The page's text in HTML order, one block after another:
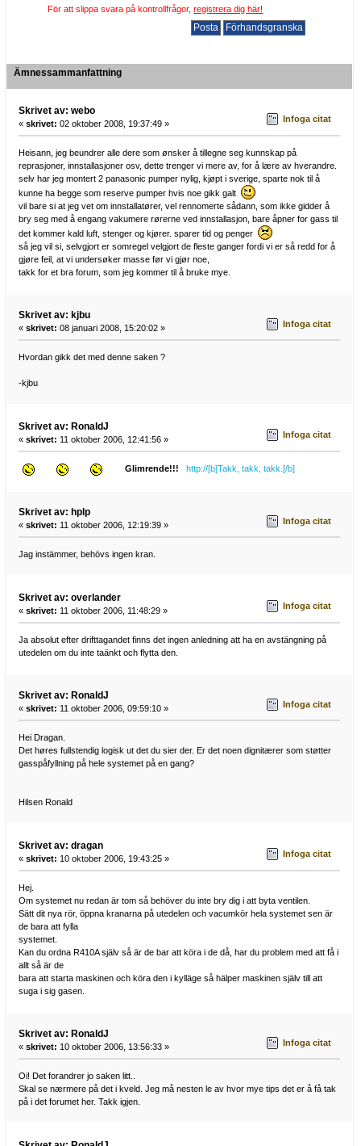
För att slippa svara på kontrollfrågor,registrera dig här!
Ämnessammanfattning
Skrivet av: webo
« skrivet: 02 oktober 2008, 19:37:49 » Infoga citat
Heisann, jeg beundrer alle dere som ønsker å tillegne seg kunnskap på
reprasjoner, innstallasjoner osv, dette trenger vi mere av, for å lære av hverandre.
selv har jeg montert 2 panasonic pumper nylig, kjøpt i sverige, sparte nok til å
kunne ha begge som reserve pumper hvis noe gikk galt
vil bare si at jeg vet om innstallatører, vel rennomerte sådann, som ikke gidder å
bry seg med å engang vakumere rørerne ved innstallasjon, bare åpner for gass til
det kommer kald luft, stenger og kjører. sparer tid og penger
så jeg vil si, selvgjort er somregel velgjort de fleste ganger fordi vi er så redd for å
gjøre feil, at vi undersøker masse før vi gjør noe,
takk for et bra forum, som jeg kommer til å bruke mye.
Skrivet av: kjbu
« skrivet: 08 januari 2008, 15:20:02 » Infoga citat
Hvordan gikk det med denne saken ?
-kjbu
Skrivet av: RonaldJ
« skrivet: 11 oktober 2006, 12:41:56 » Infoga citat
Glimrende!!! http://[b]Takk, takk, takk.[/b]
Skrivet av: hplp
« skrivet: 11 oktober 2006, 12:19:39 » Infoga citat
Jag instämmer, behövs ingen kran.
Skrivet av: overlander
« skrivet: 11 oktober 2006, 11:48:29 » Infoga citat
Ja absolut efter drifttagandet finns det ingen anledning att ha en avstängning på
utedelen om du inte taänkt och flytta den.
Skrivet av: RonaldJ
« skrivet: 11 oktober 2006, 09:59:10 » Infoga citat
Hei Dragan.
Det høres fullstendig logisk ut det du sier der. Er det noen dignitærer som støtter
gasspåfyllning på hele systemet på en gang?
Hilsen Ronald
Skrivet av: dragan
« skrivet: 10 oktober 2006, 19:43:25 » Infoga citat
Hej.
Om systemet nu redan är tom så behöver du inte bry dig i att byta ventilen.
Sätt dit nya rör, öppna kranarna på utedelen och vacumkör hela systemet sen är
de bara att fylla
systemet.
Kan du ordna R410A själv så är de bar att köra i de då, har du problem med att få i
allt så är de
bara att starta maskinen och köra den i kylläge så hälper maskinen själv till att
suga i sig gasen.
Skrivet av: RonaldJ
« skrivet: 10 oktober 2006, 13:56:33 » Infoga citat
Oi! Det forandrer jo saken litt..
Skal se nærmere på det i kveld. Jeg må nesten le av hvor mye tips det er å få tak
på i det forumet her. Takk igjen.